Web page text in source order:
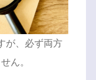
が、必ず両方
ん。